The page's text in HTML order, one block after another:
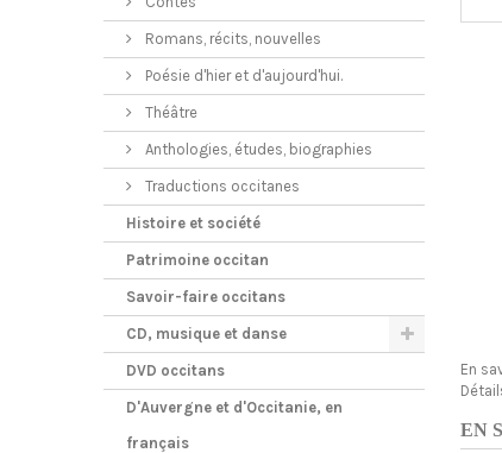
Romans, récits, nouvelles
Poésie d'hier et d'aujourd'hui.
Théâtre
Anthologies, études, biographies
Traductions occitanes
Histoire et société
Patrimoine occitan
Savoir-faire occitans
CD, musique et danse
DVD occitans
D'Auvergne et d'Occitanie, en
français
En
EN